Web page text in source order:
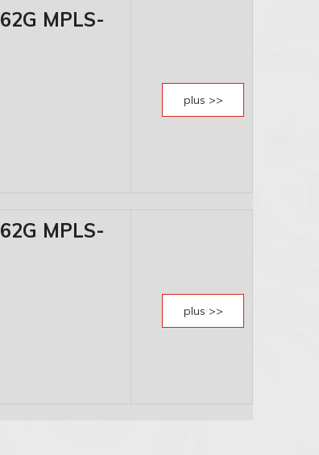
MPLS-
plus >>
MPLS-
plus >>